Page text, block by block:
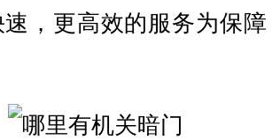
，更高效的服务为保